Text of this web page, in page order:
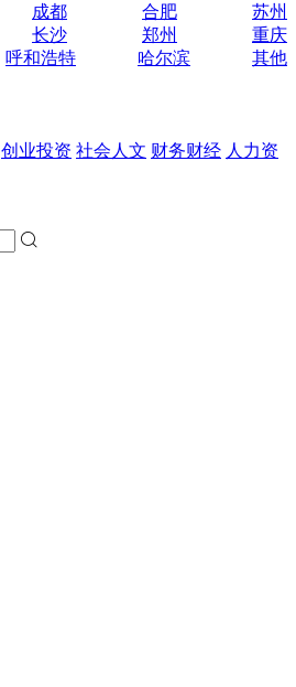
成都 合肥
苏州
长沙 郑州
重庆
呼和浩特 哈尔滨
其他
创业投资 社会人文 财务财经 人力资